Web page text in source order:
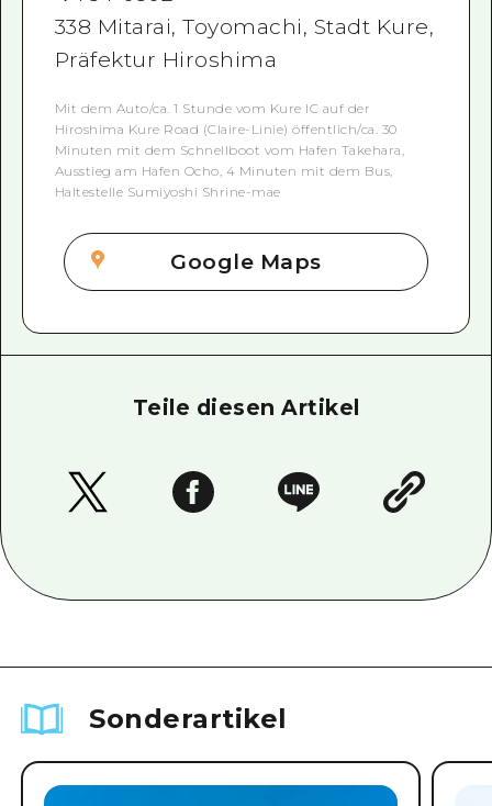
338 Mitarai, Toyomachi, Stadt Kure,
Präfektur Hiroshima
Mit dem Auto/ca. 1 Stunde vom Kure IC auf der
Hiroshima Kure Road (Claire-Linie) öffentlich/ca. 30
Minuten mit dem Schnellboot vom Hafen Takehara,
Ausstieg am Hafen Ocho, 4 Minuten mit dem Bus,
Haltestelle Sumiyoshi Shrine-mae
Google Maps
Teile diesen Artikel
Sonderartikel